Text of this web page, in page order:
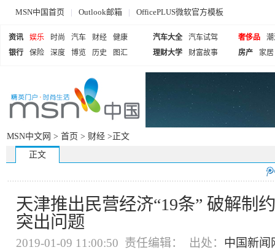
MSN中国首页 | Outlook邮箱 | OfficePLUS微软官方模板
资讯 娱乐 时尚 汽车 财经
健康
银行
保险 深度 博览 历史 图汇
汽车大全
汽车试驾
理财大学
财富故事
奢侈品
房产
家居
MSN中文网 > 首页 > 财经 >正文
正文
天津推出民营经济“19条” 破解制
突出问题
2019-01-09 11:00:50 责任编辑： 出处： 中国新闻